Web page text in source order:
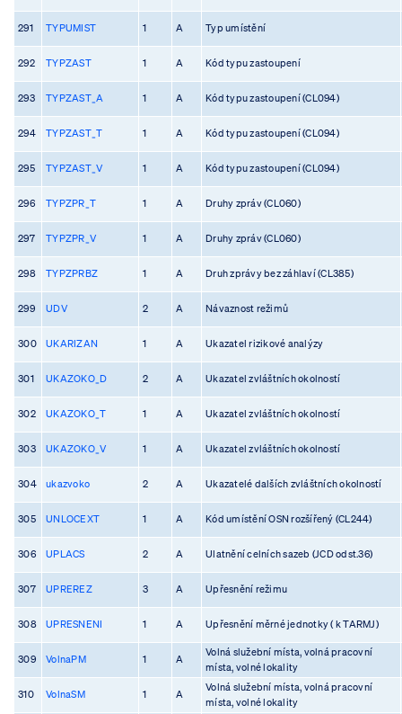
291 TYPUMIST 1 A Typ umístění
292 TYPZAST 1 A Kód typu zastoupení
293 TYPZAST_A 1 A Kód typu zastoupení (CL094)
294 TYPZAST_T 1 A Kód typu zastoupení (CL094)
295 TYPZAST_V 1 A Kód typu zastoupení (CL094)
296 TYPZPR_T 1 A Druhy zpráv (CL060)
297 TYPZPR_V 1 A Druhy zpráv (CL060)
298 TYPZPRBZ 1 A Druh zprávy bez záhlaví (CL385)
299 UDV 2 A Návaznost režimů
300 UKARIZAN 1 A Ukazatel rizikové analýzy
301 UKAZOKO_D 2 A Ukazatel zvláštních okolností
302 UKAZOKO_T 1 A Ukazatel zvláštních okolností
303 UKAZOKO_V 1 A Ukazatel zvláštních okolností
304 ukazvoko 2 A Ukazatelé dalších zvláštních okolností
305 UNLOCEXT 1 A Kód umístění OSN rozšířený (CL244)
306 UPLACS 2 A Ulatnění celních sazeb (JCD odst.36)
307 UPREREZ 3 A Upřesnění režimu
308 UPRESNENI 1 A Upřesnění měrné jednotky ( k TARMJ)
309 VolnaPM 1 A
Volná služební místa, volná pracovní
místa, volné lokality
310 VolnaSM 1 A
Volná služební místa, volná pracovní
místa, volné lokality